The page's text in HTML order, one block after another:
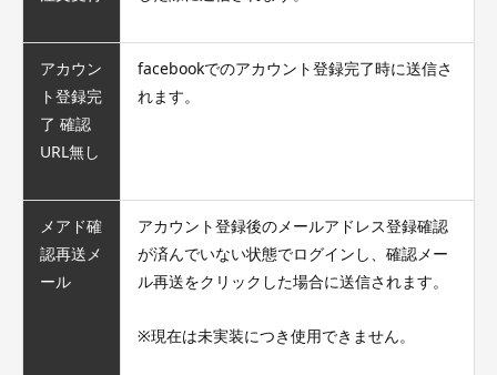
アカウン
ト登録完
了 確認
URL無し
facebookでのアカウント登録完了時に送信さ
れます。
メアド確
認再送メ
ール
アカウント登録後のメールアドレス登録確認
が済んでいない状態でログインし、確認メー
ル再送をクリックした場合に送信されます。
※現在は未実装につき使用できません。